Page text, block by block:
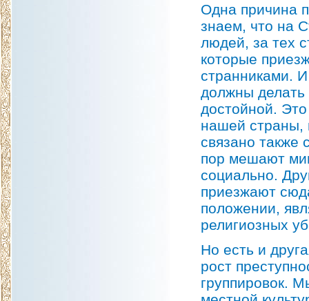
Одна причина
знаем, что на
людей, за тех
которые
странниками.
должны делать
достойной. Это
нашей страны,
связано также
пор мешают
социально.
приезжают
положении,
религиозных
Но есть и
рост
группировок.